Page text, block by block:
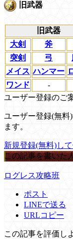
旧武器
旧武器
大剣
斧
突剣
弓
メイス ハンマー
ワンド
-
ユーザー登録のご
ユーザー登録(無料
ます。
新規登録(無料)して
この記事を書いた
ログレス攻略班
ポスト
LINEで送る
URLコピー
この記事を評価し